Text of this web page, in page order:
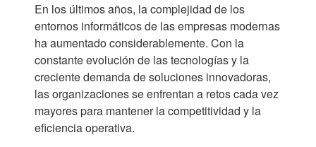
En los últimos años, la complejidad de los
entornos informáticos de las empresas modernas
ha aumentado considerablemente. Con la
constante evolución de las tecnologías y la
creciente demanda de soluciones innovadoras,
las organizaciones se enfrentan a retos cada vez
mayores para mantener la competitividad y la
eficiencia operativa.